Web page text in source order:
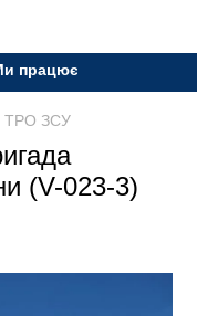
Все буде
ЗСУ
(V-023-3)